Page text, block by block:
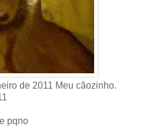
de 2011 Meu cãozinho.
pqno